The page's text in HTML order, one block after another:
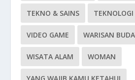
TEKNO & SAINS TEKNOLOGI
VIDEO GAME WARISAN
WISATA ALAM WOMAN